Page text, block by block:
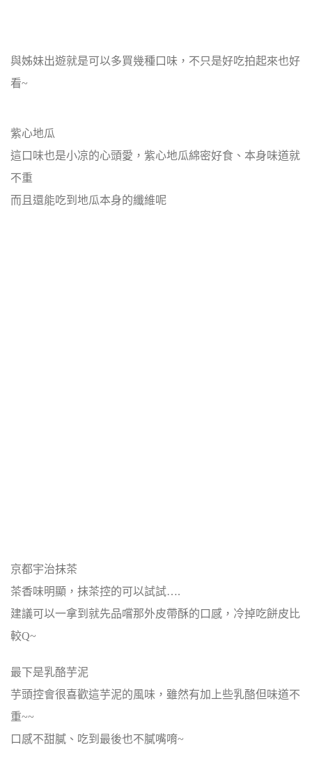
與姊妹出遊就是可以多買幾種口味，不只是好吃拍起來也好
看~
紫心地瓜
這口味也是小凉的心頭愛，紫心地瓜綿密好食、本身味道就
不重
而且還能吃到地瓜本身的纖維呢
京都宇治抹茶
茶香味明顯，抹茶控的可以試試….
建議可以一拿到就先品嚐那外皮帶酥的口感，冷掉吃餅皮比
較Q~
最下是乳酪芋泥
芋頭控會很喜歡這芋泥的風味，雖然有加上些乳酪但味道不
重~~
口感不甜膩、吃到最後也不膩嘴唷~